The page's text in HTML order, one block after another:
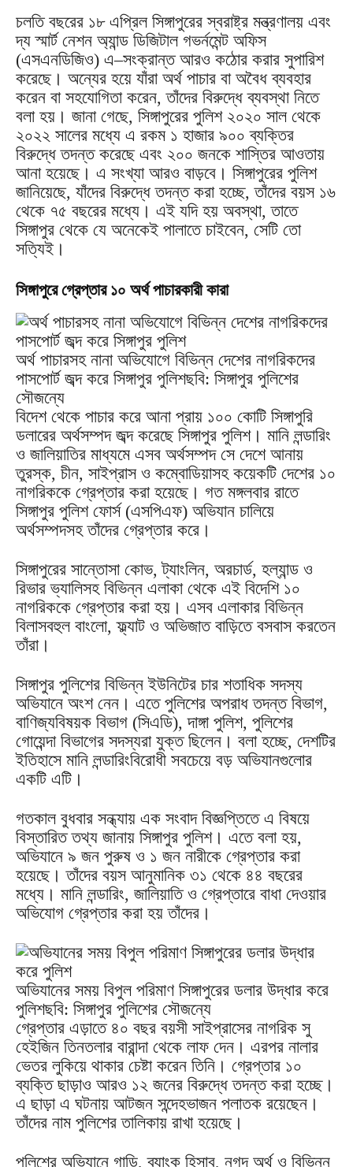
চলতি বছরের ১৮ এপ্রিল সিঙ্গাপুরের স্বরাষ্ট্র মন্ত্রণালয় এবং
দ্য স্মার্ট নেশন অ্যান্ড ডিজিটাল গভর্নমেন্ট অফিস
(এসএনডিজিও) এ–সংক্রান্ত আরও কঠোর করার সুপারিশ
করেছে। অন্যের হয়ে যাঁরা অর্থ পাচার বা অবৈধ ব্যবহার
করেন বা সহযোগিতা করেন, তাঁদের বিরুদ্ধে ব্যবস্থা নিতে
বলা হয়। জানা গেছে, সিঙ্গাপুরের পুলিশ ২০২০ সাল থেকে
২০২২ সালের মধ্যে এ রকম ১ হাজার ৯০০ ব্যক্তির
বিরুদ্ধে তদন্ত করেছে এবং ২০০ জনকে শাস্তির আওতায়
আনা হয়েছে। এ সংখ্যা আরও বাড়বে। সিঙ্গাপুরের পুলিশ
জানিয়েছে, যাঁদের বিরুদ্ধে তদন্ত করা হচ্ছে, তাঁদের বয়স ১৬
থেকে ৭৫ বছরের মধ্যে। এই যদি হয় অবস্থা, তাতে
সিঙ্গাপুর থেকে যে অনেকেই পালাতে চাইবেন, সেটি তো
সত্যিই।
সিঙ্গাপুরে গ্রেপ্তার ১০ অর্থ পাচারকারী কারা
অর্থ পাচারসহ নানা অভিযোগে বিভিন্ন দেশের নাগরিকদের
পাসপোর্ট জব্দ করে সিঙ্গাপুর পুলিশছবি: সিঙ্গাপুর পুলিশের
সৌজন্যে
বিদেশ থেকে পাচার করে আনা প্রায় ১০০ কোটি সিঙ্গাপুরি
ডলারের অর্থসম্পদ জব্দ করেছে সিঙ্গাপুর পুলিশ। মানি লন্ডারিং
ও জালিয়াতির মাধ্যমে এসব অর্থসম্পদ সে দেশে আনায়
তুরস্ক, চীন, সাইপ্রাস ও কম্বোডিয়াসহ কয়েকটি দেশের ১০
নাগরিককে গ্রেপ্তার করা হয়েছে। গত মঙ্গলবার রাতে
সিঙ্গাপুর পুলিশ ফোর্স (এসপিএফ) অভিযান চালিয়ে
অর্থসম্পদসহ তাঁদের গ্রেপ্তার করে।
সিঙ্গাপুরের সান্তোসা কোভ, ট্যাংলিন, অরচার্ড, হল্যান্ড ও
রিভার ভ্যালিসহ বিভিন্ন এলাকা থেকে এই বিদেশি ১০
নাগরিককে গ্রেপ্তার করা হয়। এসব এলাকার বিভিন্ন
বিলাসবহুল বাংলো, ফ্ল্যাট ও অভিজাত বাড়িতে বসবাস করতেন
তাঁরা।
সিঙ্গাপুর পুলিশের বিভিন্ন ইউনিটের চার শতাধিক সদস্য
অভিযানে অংশ নেন। এতে পুলিশের অপরাধ তদন্ত বিভাগ,
বাণিজ্যবিষয়ক বিভাগ (সিএডি), দাঙ্গা পুলিশ, পুলিশের
গোয়েন্দা বিভাগের সদস্যরা যুক্ত ছিলেন। বলা হচ্ছে, দেশটির
ইতিহাসে মানি লন্ডারিংবিরোধী সবচেয়ে বড় অভিযানগুলোর
একটি এটি।
গতকাল বুধবার সন্ধ্যায় এক সংবাদ বিজ্ঞপ্তিতে এ বিষয়ে
বিস্তারিত তথ্য জানায় সিঙ্গাপুর পুলিশ। এতে বলা হয়,
অভিযানে ৯ জন পুরুষ ও ১ জন নারীকে গ্রেপ্তার করা
হয়েছে। তাঁদের বয়স আনুমানিক ৩১ থেকে ৪৪ বছরের
মধ্যে। মানি লন্ডারিং, জালিয়াতি ও গ্রেপ্তারে বাধা দেওয়ার
অভিযোগ গ্রেপ্তার করা হয় তাঁদের।
অভিযানের সময় বিপুল পরিমাণ সিঙ্গাপুরের ডলার উদ্ধার করে
পুলিশছবি: সিঙ্গাপুর পুলিশের সৌজন্যে
গ্রেপ্তার এড়াতে ৪০ বছর বয়সী সাইপ্রাসের নাগরিক সু
হেইজিন তিনতলার বারান্দা থেকে লাফ দেন। এরপর নালার
ভেতর লুকিয়ে থাকার চেষ্টা করেন তিনি। গ্রেপ্তার ১০
ব্যক্তি ছাড়াও আরও ১২ জনের বিরুদ্ধে তদন্ত করা হচ্ছে।
এ ছাড়া এ ঘটনায় আটজন সন্দেহভাজন পলাতক রয়েছেন।
তাঁদের নাম পুলিশের তালিকায় রাখা হয়েছে।
পুলিশের অভিযানে গাড়ি, ব্যাংক হিসাব, নগদ অর্থ ও বিভিন্ন